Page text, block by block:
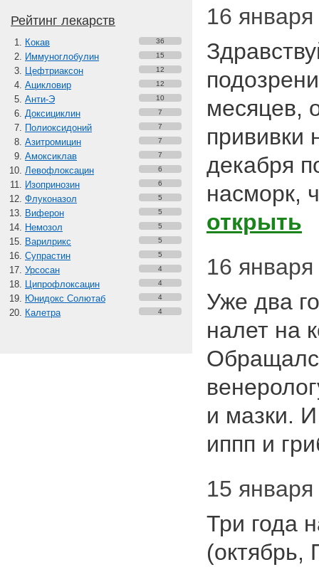
Рейтинг лекарств
Кокав 36
Иммуноглобулин 15
Цефтриаксон 12
Ацикловир 12
Анти-Э 10
Доксициклин 7
Полиоксидоний 7
Азитромицин 7
Амоксиклав 7
Левофлоксацин 6
Изопринозин 6
Флуконазол 5
Виферон 5
Немозол 5
Варилрикс 5
Супрастин 5
Урсосан 4
Ципрофлоксацин 4
Юнидокс Солютаб 4
Калетра 4
16
месяцев,
прививки
декабря
насморк,
открыть
16
Уже два
налет на
и мазки.
иппп и
15 января
Три года
(октябрь,